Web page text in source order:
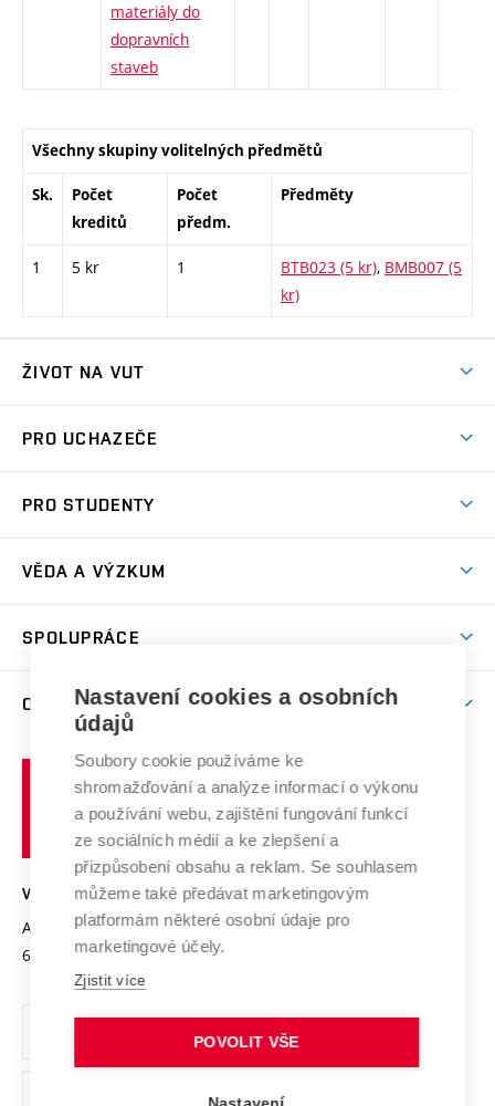
materiály do
dopravních
staveb
Všechny skupiny volitelných předmětů
Sk.
Počet
kreditů
Počet
předm.
Předměty
1 5 kr 1 BTB023 (5 kr), BMB007 (5
kr)
ŽIVOT NA VUT
Koleje
Sport na VUT
Brno
PRO UCHAZEČE
Dny otevřených dveří
Celoživotní vzdělávání
E-přihláška
PRO STUDENTY
Harmonogram akademického roku
Závěrečné práce
Doktorské studium
Zpracování osobních údajů studentů
Sociální bezpečí
Studium bez bariér
Podpora podnikání
VĚDA A VÝZKUM
Mezinárodní vědecká rada
Systém zajišťování kvality výzkumu
Výzkumné infrastruktury
Transfer znalostí
Open Science
Projekty
Projekty ze strukturálních fondů
Specifický výzkum
SPOLUPRÁCE
Zahraniční spolupráce
Spolupráce se školami
Služby univerzity
Mezinárodní dohody
Univerzitní sítě
O UNIVERZITĚ
Profil univerzity
Udržitelná univerzita
Podnikavá univerzita / ContriBUTe
Bezpečná univerzita
Vyznamenání
Organizační struktura
Ochrana osobních údajů
učení
technické
VYSOKÉ UČENÍ TECHNICKÉ V BRNĚ
Antonínská 548/1
602 00 Brno
www.vut.cz
vut@vutbr.cz
Nastavení cookies a osobních
údajů
Soubory cookie používáme ke
shromažďování a analýze informací o výkonu
a používání webu, zajištění fungování funkcí
ze sociálních médií a ke zlepšení a
přizpůsobení obsahu a reklam. Se souhlasem
můžeme také předávat marketingovým
platformám některé osobní údaje pro
marketingové účely.
Zjistit více
POVOLIT VŠE